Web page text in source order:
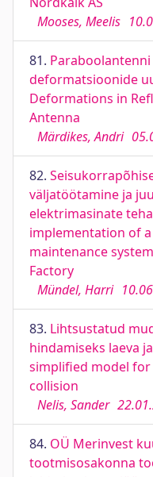
Mooses, Meelis
81.
deformatsioonide
Deformations in
Antenna
Märdikes, Andri
82.
väljatöötamine ja
elektrimasinate
implementation of
maintenance
Factory
Mündel, Harri
83. Lihtsustatud
hindamiseks laeva
simplified model for
collision
Nelis, Sander
84. OÜ Merinvest
tootmisosakonna